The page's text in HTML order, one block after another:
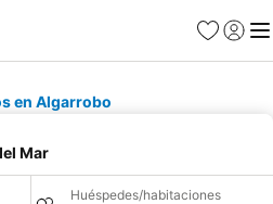
Favoritos
Iniciar
en Algarrobo
Mar
Huéspedes/habitaciones